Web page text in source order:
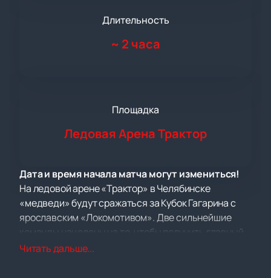
Длительность
~ 2 часа
Площадка
Ледовая Арена Трактор
Дата и время начала матча могут измениться!
На ледовой арене «Трактор» в Челябинске
«медведи» будут сражаться за Кубок Гагарина с
ярославским «Локомотивом». Две сильнейшие
команды нацелены на то, чтобы получить главный
хоккейный трофей в этом захватывающем финале
Читать дальше...